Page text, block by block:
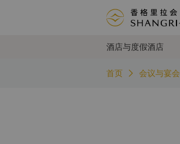
酒店与度假酒店
首页 会议与宴会